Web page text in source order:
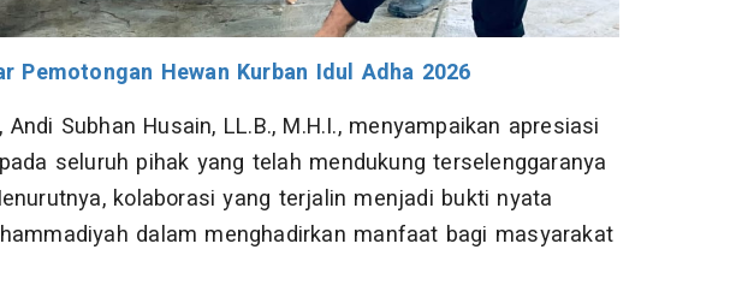
Pemotongan Hewan Kurban Idul Adha 2026
Subhan Husain, LL.B., M.H.I., menyampaikan apresiasi
seluruh pihak yang telah mendukung terselenggaranya
kolaborasi yang terjalin menjadi bukti nyata
dalam menghadirkan manfaat bagi masyarakat